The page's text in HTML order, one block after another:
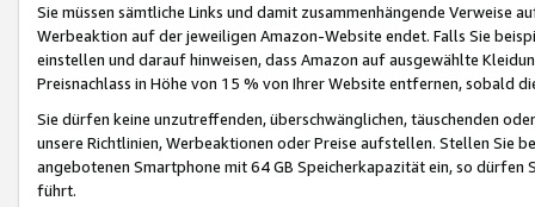
Sie müssen sämtliche Links und damit zusammenhängende
Werbeaktion auf der jeweiligen Amazon-Website endet. Falls Sie
einstellen und darauf hinweisen, dass Amazon auf ausgewählte
Preisnachlass in Höhe von 15 % von Ihrer Website entfernen, sobald
Sie dürfen keine unzutreffenden, überschwänglichen, täuschenden
unsere Richtlinien, Werbeaktionen oder Preise aufstellen. Stellen Sie
angebotenen Smartphone mit 64 GB Speicherkapazität ein, so dürfen
führt.